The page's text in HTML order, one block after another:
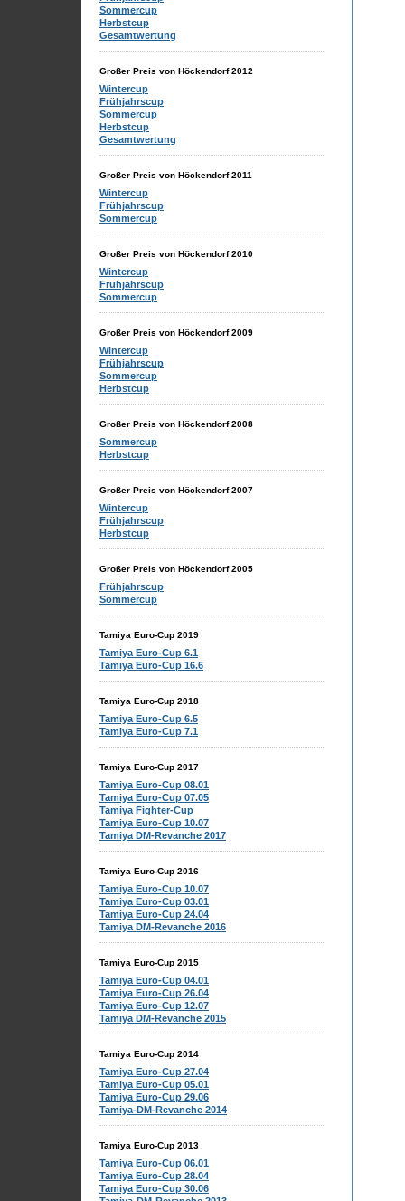
Sommercup
Herbstcup
Gesamtwertung
Großer Preis von Höckendorf 2012
Wintercup
Frühjahrscup
Sommercup
Herbstcup
Gesamtwertung
Großer Preis von Höckendorf 2011
Wintercup
Frühjahrscup
Sommercup
Großer Preis von Höckendorf 2010
Wintercup
Frühjahrscup
Sommercup
Großer Preis von Höckendorf 2009
Wintercup
Frühjahrscup
Sommercup
Herbstcup
Großer Preis von Höckendorf 2008
Sommercup
Herbstcup
Großer Preis von Höckendorf 2007
Wintercup
Frühjahrscup
Herbstcup
Großer Preis von Höckendorf 2005
Frühjahrscup
Sommercup
Tamiya Euro-Cup 2019
Tamiya Euro-Cup 6.1
Tamiya Euro-Cup 16.6
Tamiya Euro-Cup 2018
Tamiya Euro-Cup 6.5
Tamiya Euro-Cup 7.1
Tamiya Euro-Cup 2017
Tamiya Euro-Cup 08.01
Tamiya Euro-Cup 07.05
Tamiya Fighter-Cup
Tamiya Euro-Cup 10.07
Tamiya DM-Revanche 2017
Tamiya Euro-Cup 2016
Tamiya Euro-Cup 10.07
Tamiya Euro-Cup 03.01
Tamiya Euro-Cup 24.04
Tamiya DM-Revanche 2016
Tamiya Euro-Cup 2015
Tamiya Euro-Cup 04.01
Tamiya Euro-Cup 26.04
Tamiya Euro-Cup 12.07
Tamiya DM-Revanche 2015
Tamiya Euro-Cup 2014
Tamiya Euro-Cup 27.04
Tamiya Euro-Cup 05.01
Tamiya Euro-Cup 29.06
Tamiya-DM-Revanche 2014
Tamiya Euro-Cup 2013
Tamiya Euro-Cup 06.01
Tamiya Euro-Cup 28.04
Tamiya Euro-Cup 30.06